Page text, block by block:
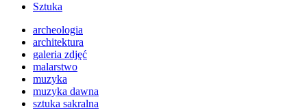
Sztuka
archeologia
architektura
galeria zdjęć
malarstwo
muzyka
muzyka dawna
sztuka sakralna